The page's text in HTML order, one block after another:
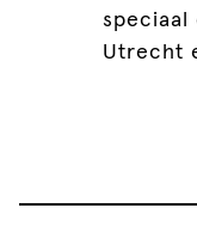
speciaal
Utrecht